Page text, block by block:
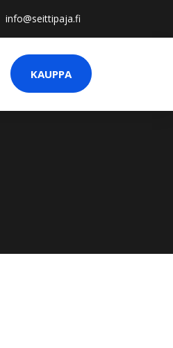
info@seittipaja.fi
KAUPPA